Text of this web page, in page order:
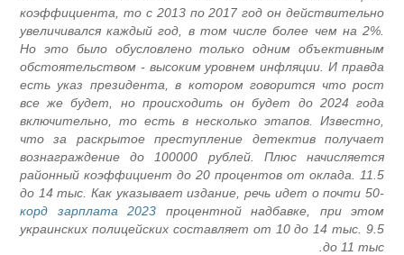
коэффициента, то с 2013 по 2017 год он действительно
увеличивался каждый год, в том числе более чем на 2%.
Но это было обусловлено только одним объективным
обстоятельством - высоким уровнем инфляции. И правда
есть указ президента, в котором говорится что рост
все же будет, но происходить он будет до 2024 года
включительно, то есть в несколько этапов. Известно,
что за раскрытое преступление детектив получает
вознаграждение до 100000 рублей. Плюс начисляется
районный коэффициент до 20 процентов от оклада. 11.5
до 14 тыс. Как указывает издание, речь идет о почти 50-
процентной надбавке, при этом
корд зарплата 2023
украинских полицейских составляет от 10 до 14 тыс. 9.5
до 11 тыс.